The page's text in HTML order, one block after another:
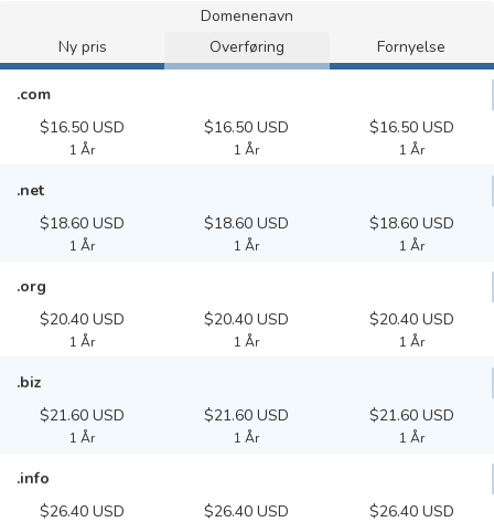
Domenenavn
Ny pris
Overføring Fornyelse
.com
$16.50 USD
1 År
$16.50 USD
1 År
$16.50 USD
1 År
.net
$18.60 USD
1 År
$18.60 USD
1 År
$18.60 USD
1 År
.org
$20.40 USD
1 År
$20.40 USD
1 År
$20.40 USD
1 År
.biz
$21.60 USD
1 År
$21.60 USD
1 År
$21.60 USD
1 År
.info
$26.40 USD
$26.40 USD $26.40 USD